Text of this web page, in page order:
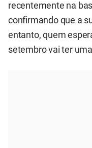
recentemente na
confirmando que a
entanto, quem
setembro vai ter